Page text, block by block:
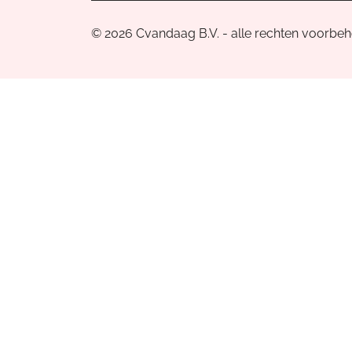
© 2026 Cvandaag B.V. - alle rechten